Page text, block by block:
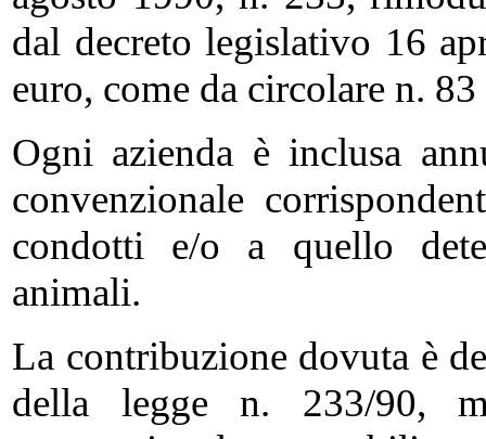
dal decreto legislativo 16
euro, come da circolare n.
Ogni azienda è inclusa
convenzionale
condotti e/o a quello
animali.
La contribuzione dovuta è
della legge n. 233/90,